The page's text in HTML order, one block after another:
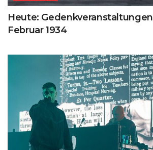
Heute: Gedenkveranstaltungen
Februar 1934